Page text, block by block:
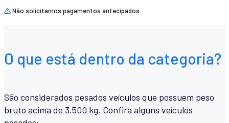
Não solicitamos pagamentos antecipados.
O que está dentro da categoria?
São considerados pesados veículos que possuem peso
bruto acima de 3.500 kg. Confira alguns veículos